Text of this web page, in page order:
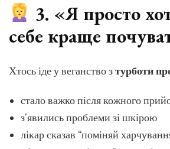
3. «Я просто
себе краще
Хтось іде у веганство зтурботи
стало важко після кожного
з’явились проблеми зі шкірою
лікар сказав “поміняй